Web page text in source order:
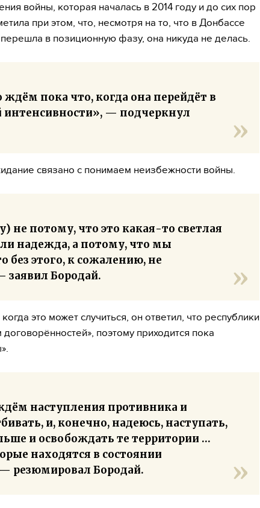
войны, которая началась в 2014 году и до сих пор
при этом, что, несмотря на то, что в Донбассе
в позиционную фазу, она никуда не делась.
пока что, когда она перейдёт в
интенсивности», — подчеркнул
связано с понимаем неизбежности войны.
не потому, что это какая-то светлая
надежда, а потому, что мы
без этого, к сожалению, не
заявил Бородай.
это может случиться, он ответил, что республики
поэтому приходится пока
наступления противника и
и, конечно, надеюсь, наступать,
и освобождать те территории …
находятся в состоянии
резюмировал Бородай.